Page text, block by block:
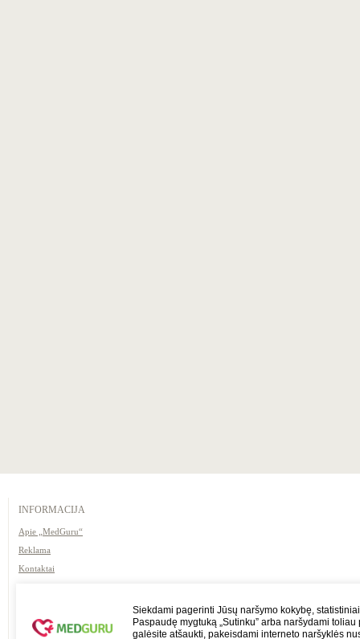
INFORMACIJA
Apie „MedGuru“
Reklama
Kontaktai
Siekdami pagerinti Jūsų naršymo kokybę,
Paspaudę mygtuką „Sutinku” arba naršydami
galėsite atšaukti, pakeisdami interneto naršyklės